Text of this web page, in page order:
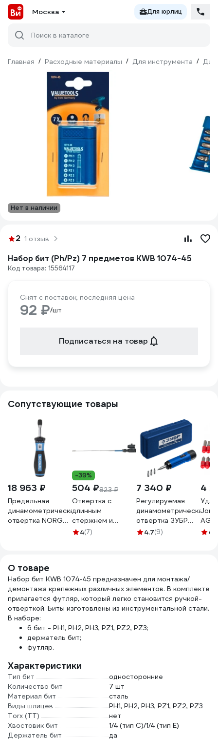
Москва Для юрлиц
Поиск в каталоге
Главная / Расходные материалы / Для инструмента / Для
Нет в наличии
2 1 отзыв
Набор бит (Ph/Pz) 7 предметов KWB 1074-45
Код товара: 15564117
Снят с поставок, последняя цена
92 ₽/шт
Подписаться на товар
Сопутствующие товары
18 963 ₽
Предельная
динамометрическая
отвертка NORGAU
-39%
504 ₽823 ₽
Отвертка с
длинным
стержнем и
насадками Top
4(7)
7 340 ₽
Регулируемая
динамометрическая
отвертка ЗУБР
Профессионал 1-6
4.7(9)
4
4
О товаре
Набор бит KWB 1074-45 предназначен для монтажа/
демонтажа крепежных различных элементов. В комплекте
прилагается футляр, который легко становится ручкой-
отверткой. Биты изготовлены из инструментальной стали.
В наборе:
6 бит - PH1, PH2, PH3, PZ1, PZ2, PZ3;
держатель бит;
футляр.
Характеристики
Тип бит
односторонние
Количество бит
7 шт
Материал бит
сталь
Виды шлицев
PH1, PH2, PH3, PZ1, PZ2, PZ3
Torx (TT)
нет
Хвостовик бит
1/4 (тип С)/1/4 (тип Е)
Держатель бит
да